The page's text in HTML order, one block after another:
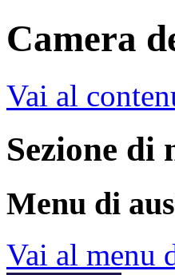
Camera
Vai al
Sezione di
Menu di
Vai al menu